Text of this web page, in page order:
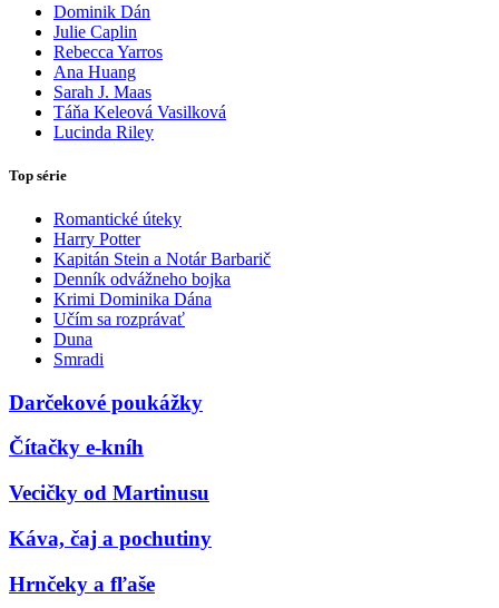
Dominik Dán
Julie Caplin
Rebecca Yarros
Ana Huang
Sarah J. Maas
Táňa Keleová Vasilková
Lucinda Riley
Top série
Romantické úteky
Harry Potter
Kapitán Stein a Notár Barbarič
Denník odvážneho bojka
Krimi Dominika Dána
Učím sa rozprávať
Duna
Smradi
Darčekové poukážky
Čítačky e-kníh
Vecičky od Martinusu
Káva, čaj a pochutiny
Hrnčeky a fľaše